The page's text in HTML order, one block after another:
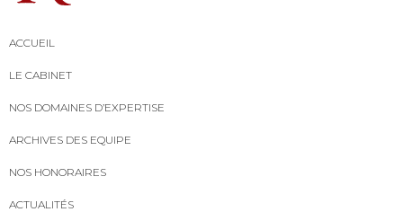
ACCUEIL
LE CABINET
NOS DOMAINES D’EXPERTISE
ARCHIVES DES EQUIPE
NOS HONORAIRES
ACTUALITÉS